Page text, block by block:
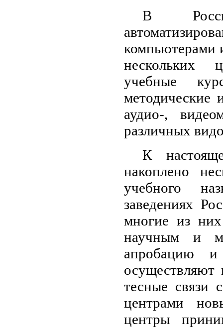
В
компьютерами
нескольких
учебные
методические
аудио-,
различных
К
накоплено
учебного
заведениях
многие из
научным и
апробацию и
осуществляют
тесные связи
центрами
центры